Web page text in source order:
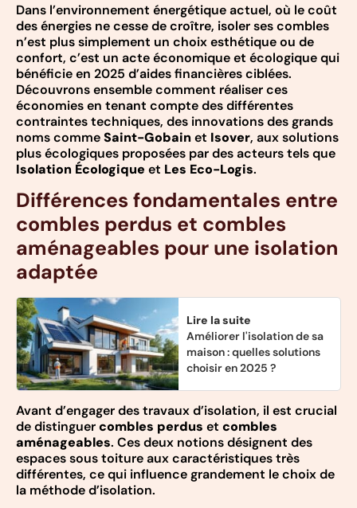
Dans l’environnement énergétique actuel, où le coût
des énergies ne cesse de croître, isoler ses combles
n’est plus simplement un choix esthétique ou de
confort, c’est un acte économique et écologique qui
bénéficie en 2025 d’aides financières ciblées.
Découvrons ensemble comment réaliser ces
économies en tenant compte des différentes
contraintes techniques, des innovations des grands
noms commeSaint-Gobainet Isover, aux solutions
plus écologiques proposées par des acteurs tels que
Isolation Écologique et Les Eco-Logis.
Différences fondamentales entre
combles perdus et combles
aménageables pour une isolation
adaptée
Lire la suite
Améliorer l'isolation de sa
maison : quelles solutions
choisir en 2025 ?
Avant d’engager des travaux d’isolation, il est crucial
de distinguercombles perdus et combles
aménageables. Ces deux notions désignent des
espaces sous toiture aux caractéristiques très
différentes, ce qui influence grandement le choix de
la méthode d’isolation.